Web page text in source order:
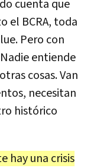
cuenta que
el BCRA, toda
Pero con
entiende
cosas. Van
necesitan
histórico
hay una crisis